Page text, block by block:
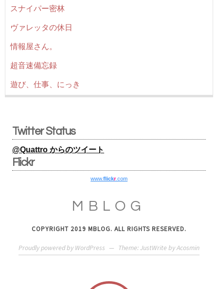
スナイパー密林
ヴァレッタの休日
情報屋さん。
超音速備忘録
遊び、仕事、にっき
Twitter Status
@Quattro からのツイート
Flickr
www.flickr.com
MBLOG
COPYRIGHT 2019 MBLOG. ALL RIGHTS RESERVED.
Proudly powered by WordPress — Theme: JustWrite byAcosmin